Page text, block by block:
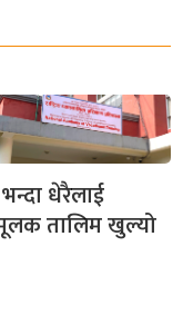
धेरैलाई
तालिम खुल्यो